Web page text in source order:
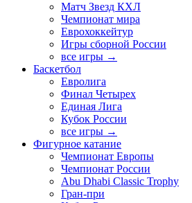
Матч Звезд КХЛ
Чемпионат мира
Еврохоккейтур
Игры сборной России
все игры →
Баскетбол
Евролига
Финал Четырех
Единая Лига
Кубок России
все игры →
Фигурное катание
Чемпионат Европы
Чемпионат России
Abu Dhabi Classic Trophy
Гран-при